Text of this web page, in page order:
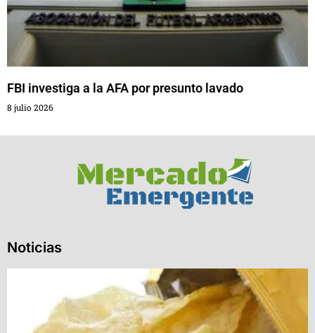
FBI investiga a la AFA por presunto lavado
8 julio 2026
Noticias